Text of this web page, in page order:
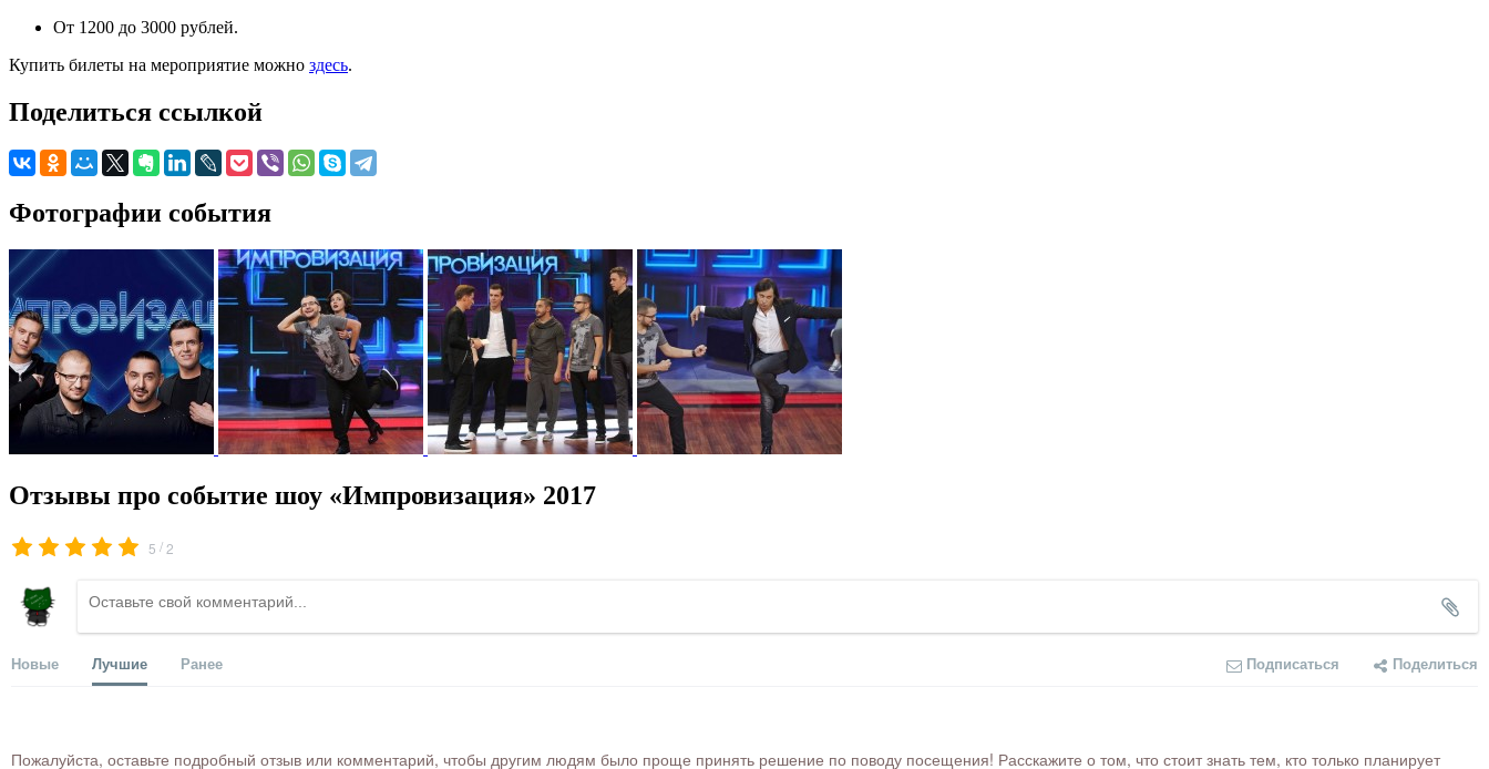
От 1200 до 3000 рублей.
Купить билеты на мероприятие можно здесь.
Поделиться ссылкой
Фотографии события
Отзывы про событие шоу «Импровизация» 2017
5 /2
Новые Лучшие Ранее Подписаться Поделиться
Пожалуйста, оставьте подробный отзыв или комментарий, чтобы другим людям было проще принять решение по поводу посещения! Расскажите о том, что стоит знать тем, кто только планирует